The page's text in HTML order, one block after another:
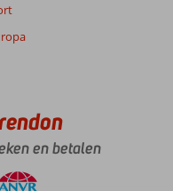
en betalen